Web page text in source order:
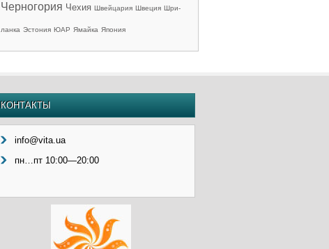
Черногория Чехия Швейцария Швеция Шри-
ланка Эстония ЮАР Ямайка Япония
КОНТАКТЫ
info@vita.ua
пн…пт 10:00—20:00